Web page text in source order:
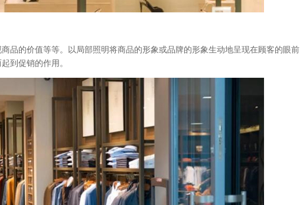
品的价值等等。以局部照明将商品的形象或品牌的形象生动地呈现在顾客的眼前
到促销的作用。